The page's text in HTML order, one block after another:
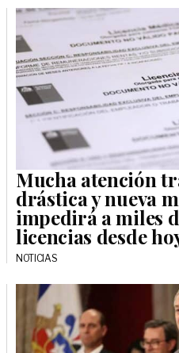
Mucha atención
drástica y nueva
impedirá a miles
licencias desde
NOTICIAS